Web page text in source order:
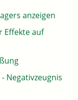
anzeigen
Effekte auf
Negativzeugnis